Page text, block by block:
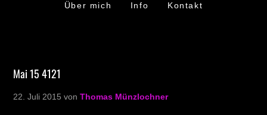
Über mich Info Kontakt
Mai 15 4121
22. Juli 2015 vonThomas Münzlochner